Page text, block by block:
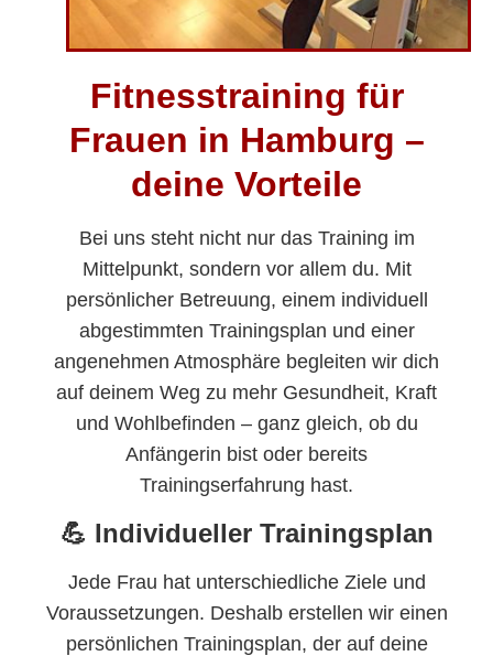
Fitnesstraining für
Frauen in Hamburg –
deine Vorteile
Bei uns steht nicht nur das Training im
Mittelpunkt, sondern vor allem du. Mit
persönlicher Betreuung, einem individuell
abgestimmten Trainingsplan und einer
angenehmen Atmosphäre begleiten wir dich
auf deinem Weg zu mehr Gesundheit, Kraft
und Wohlbefinden – ganz gleich, ob du
Anfängerin bist oder bereits
Trainingserfahrung hast.
💪 Individueller Trainingsplan
Jede Frau hat unterschiedliche Ziele und
Voraussetzungen. Deshalb erstellen wir einen
persönlichen Trainingsplan, der auf deine